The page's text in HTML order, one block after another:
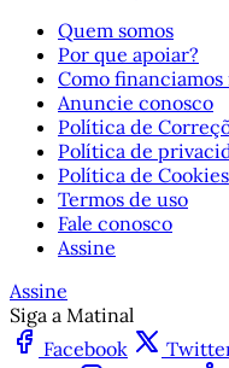
Quem somos
Por que apoiar?
Como
Anuncie conosco
Política de
Política de
Política de Cookies
Termos de uso
Fale conosco
Assine
Assine
Siga a Matinal
Facebook